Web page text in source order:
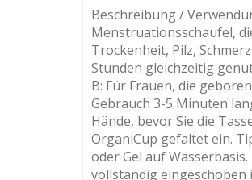
Beschreibung /
Menstruationsschaufel,
Trockenheit, Pilz,
Stunden gleichzeitig
B: Für Frauen, die
Gebrauch 3-5 Minuten
Hände, bevor Sie die
OrganiCup gefaltet ein.
oder Gel auf
vollständig